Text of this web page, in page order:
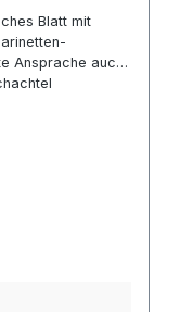
Blatt mit
Ansprache auch